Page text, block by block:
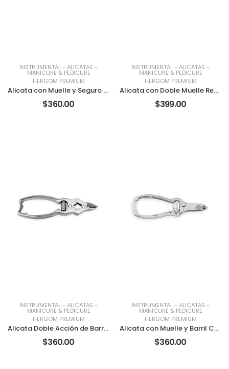
INSTRUMENTAL- ALICATAS -
MANICURE & PEDICURE
HERGOM PREMIUM
Alicata con Muelle y Seguro Corte Angulado Convexo Full HP
$360.00
INSTRUMENTAL- ALICATAS -
MANICURE & PEDICURE
HERGOM PREMIUM
Alicata con Doble Muelle Recta HP
$399.00
INSTRUMENTAL- ALICATAS -
MANICURE & PEDICURE
HERGOM PREMIUM
Alicata Doble Acción de Barril Corte Cóncavo HP
$360.00
INSTRUMENTAL- ALICATAS -
MANICURE & PEDICURE
HERGOM PREMIUM
Alicata con Muelle y Barril Corte Cóncavo HP
$360.00